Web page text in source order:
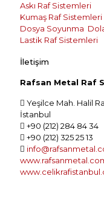
Askı Raf Sistemleri
Kumaş Raf Sistemleri
Dosya Soyunma
Lastik Raf Sistemleri
İletişim
Rafsan Metal Raf
Yeşilce Mah. Halil
İstanbul
+90 (212) 284 84 34
+90 (212) 325 25 13